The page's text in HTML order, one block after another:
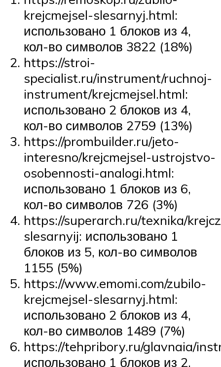
krejcmejsel-slesarnyj.html:
использовано 1 блоков из 4,
кол-во символов 3822 (18%)
https://stroi-
specialist.ru/instrument/ruchnoj-
instrument/krejcmejsel.html:
использовано 2 блоков из 4,
кол-во символов 2759 (13%)
https://prombuilder.ru/jeto-
interesno/krejcmejsel-ustrojstvo-
osobennosti-analogi.html:
использовано 1 блоков из 6,
кол-во символов 726 (3%)
https://superarch.ru/texnika/
slesarnyij: использовано 1
блоков из 5, кол-во символов
1155 (5%)
https://www.emomi.com/zubilo-
krejcmejsel-slesarnyj.html:
использовано 2 блоков из 4,
кол-во символов 1489 (7%)
https://tehpribory.ru/glavnaia/
использовано 1 блоков из 2,